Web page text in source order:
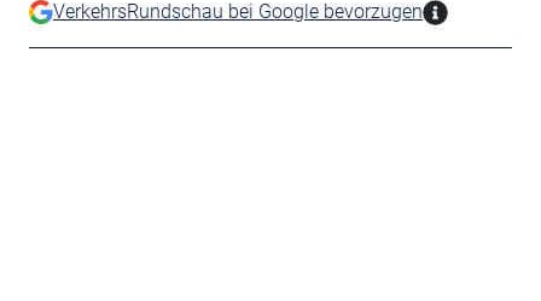
VerkehrsRundschau bei Google bevorzugen